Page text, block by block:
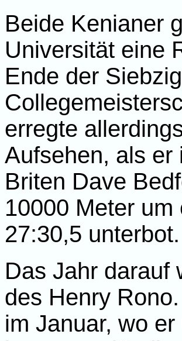
Beide Kenianer
Universität eine
Ende der
erregte
Aufsehen, als er
Briten Dave
10000 Meter
27:30,5 unterbot.
Das Jahr darauf
des Henry
im Januar, wo